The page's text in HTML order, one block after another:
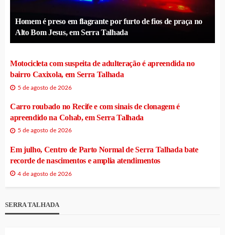
Homem é preso em flagrante por furto de fios de praça no
Alto Bom Jesus, em Serra Talhada
Motocicleta com suspeita de adulteração é apreendida no
bairro Caxixola, em Serra Talhada
5 de agosto de 2026
Carro roubado no Recife e com sinais de clonagem é
apreendido na Cohab, em Serra Talhada
5 de agosto de 2026
Em julho, Centro de Parto Normal de Serra Talhada bate
recorde de nascimentos e amplia atendimentos
4 de agosto de 2026
SERRA TALHADA